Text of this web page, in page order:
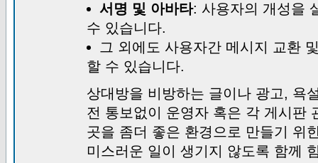
서명 및 아바타: 사용자의 개성을
수 있습니다.
그 외에도 사용자간 메시지 교환
할 수 있습니다.
상대방을 비방하는 글이나 광고, 욕
전 통보없이 운영자 혹은 각 게시판
곳을 좀더 좋은 환경으로 만들기 위
미스러운 일이 생기지 않도록 함께